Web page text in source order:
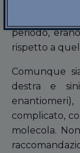
crescita.
periodo,
rispetto a
Comunque
destra e
complicato,
molecola.